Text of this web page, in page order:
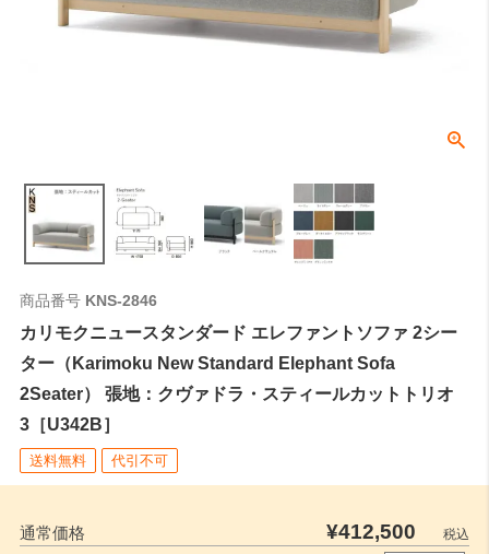
商品番号 KNS-2846
カリモクニュースタンダード エレファントソファ 2シー
ター（Karimoku New Standard Elephant Sofa
2Seater） 張地：クヴァドラ・スティールカットトリオ
3［U342B］
送料無料 代引不可
通常価格 ¥412,500 税込